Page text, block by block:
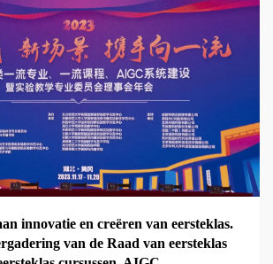
innovatie en creëren van eersteklas.
van de Raad van eersteklas